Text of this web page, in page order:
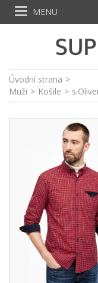
Úvodní strana >
Muži > Košile >
MENU